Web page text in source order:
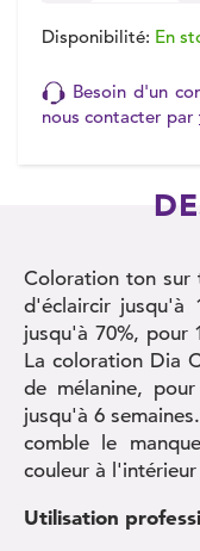
Disponibilité: En
Besoin d'un
nous contacter par
Coloration ton sur
d'éclaircir jusqu'à
jusqu'à 70%, pour
La coloration Dia
de mélanine,
jusqu'à 6
comble le
couleur à
Utilisation